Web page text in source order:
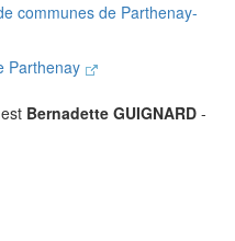
communes de Parthenay-
Parthenay
Bernadette GUIGNARD -